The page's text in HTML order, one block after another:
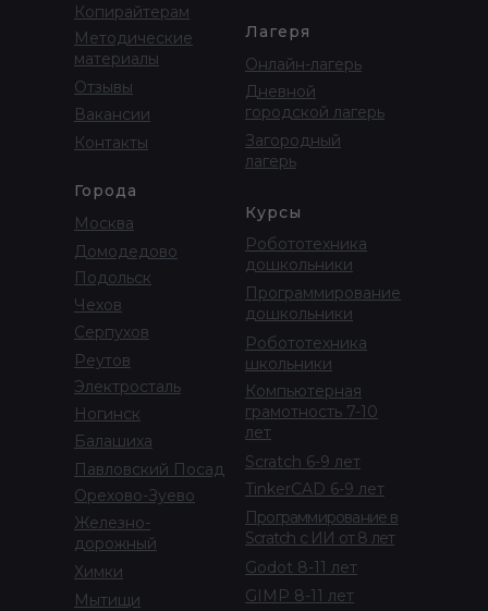
Лагеря
Курсы
Города
Методические
материалы
Копирайтерам
Отзывы
Вакансии
Контакты
Москва
Подольск
Домодедово
Чехов
Серпухов
Реутов
Электросталь
Ногинск
Онлайн-лагерь
Дневной
городской лагерь
Загородный
лагерь
Робототехника
дошкольники
Программирование
дошкольники
Робототехника
школьники
Scratch 6-9 лет
Балашиха
Компьютерная
грамотность 7-10
лет
Павловский Посад
Орехово-Зуево
Железно-
дорожный
Химки
Мытищи
GIMP 8-11 лет
Godot 8-11 лет
Программирование в
Scratch с ИИ от 8 лет
TinkerCAD 6-9 лет